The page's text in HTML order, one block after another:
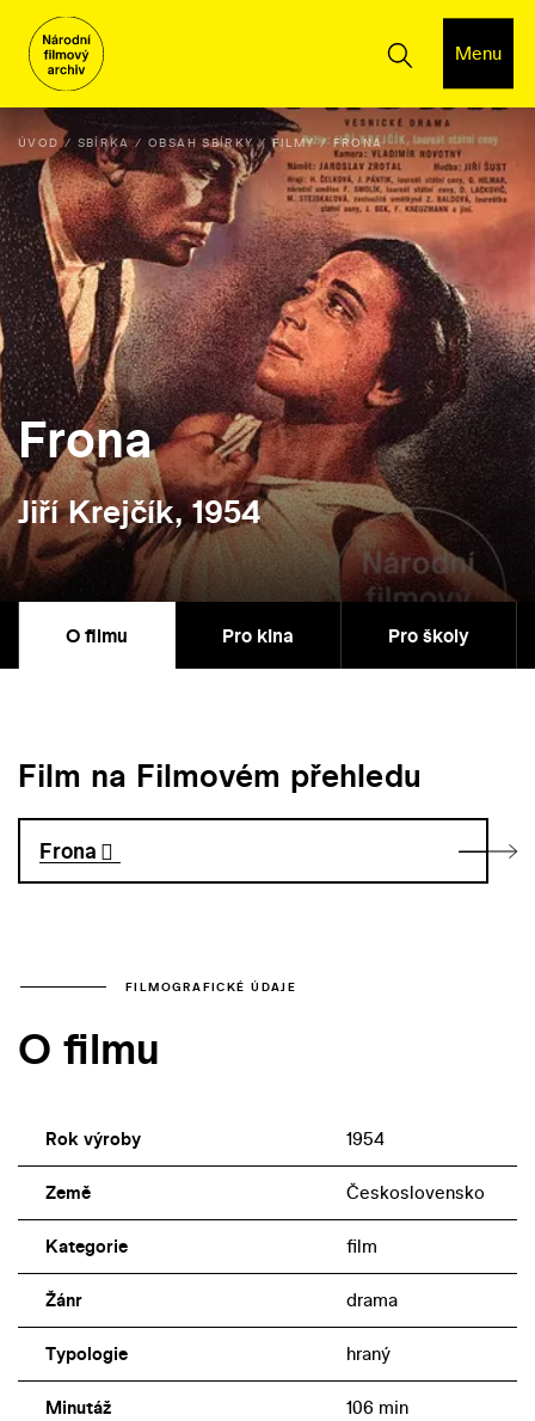
Menu
ÚVOD SBÍRKA OBSAH SBÍRKY FILMY FRONA
Frona
Jiří Krejčík, 1954
O filmu Pro kina Pro školy
Film na Filmovém přehledu
Frona
FILMOGRAFICKÉ ÚDAJE
O filmu
Rok výroby 1954
Země Československo
Kategorie film
Žánr drama
Typologie hraný
Minutáž 106 min